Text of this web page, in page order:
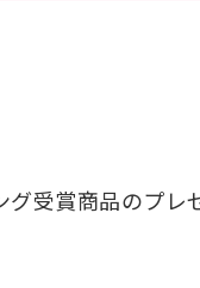
受賞商品のプレ